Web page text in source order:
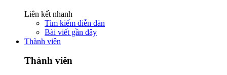
Liên kết nhanh
Tìm kiếm diễn đàn
Bài viết gần đây
Thành viên
Thành viên